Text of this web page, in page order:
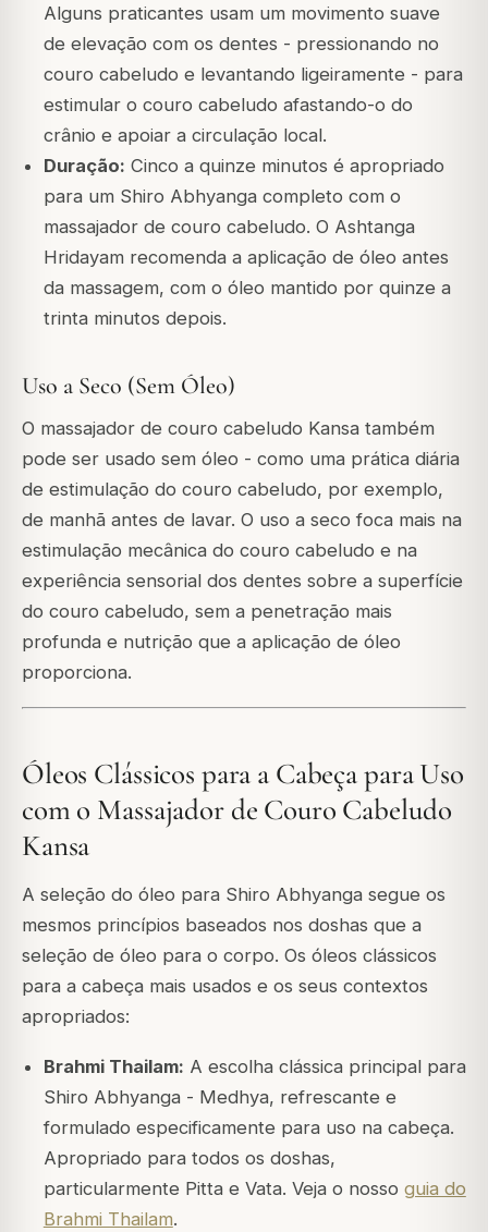
Alguns praticantes usam um movimento suave
de elevação com os dentes - pressionando no
couro cabeludo e levantando ligeiramente - para
estimular o couro cabeludo afastando-o do
crânio e apoiar a circulação local.
Duração: Cinco a quinze minutos é apropriado
para um Shiro Abhyanga completo com o
massajador de couro cabeludo. O Ashtanga
Hridayam recomenda a aplicação de óleo antes
da massagem, com o óleo mantido por quinze a
trinta minutos depois.
Uso a Seco (Sem Óleo)
O massajador de couro cabeludo Kansa também
pode ser usado sem óleo - como uma prática diária
de estimulação do couro cabeludo, por exemplo,
de manhã antes de lavar. O uso a seco foca mais na
estimulação mecânica do couro cabeludo e na
experiência sensorial dos dentes sobre a superfície
do couro cabeludo, sem a penetração mais
profunda e nutrição que a aplicação de óleo
proporciona.
Óleos Clássicos para a Cabeça para Uso
com o Massajador de Couro Cabeludo
Kansa
A seleção do óleo para Shiro Abhyanga segue os
mesmos princípios baseados nos doshas que a
seleção de óleo para o corpo. Os óleos clássicos
para a cabeça mais usados e os seus contextos
apropriados:
Brahmi Thailam: A escolha clássica principal para
Shiro Abhyanga - Medhya, refrescante e
formulado especificamente para uso na cabeça.
Apropriado para todos os doshas,
particularmente Pitta e Vata. Veja o nosso guia do
Brahmi Thailam.